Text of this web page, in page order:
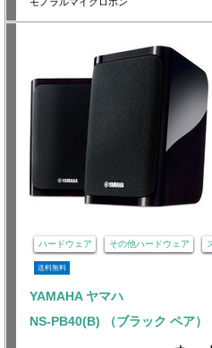
ハードウェア その他ハードウェア
送料無料
YAMAHA ヤマハ
NS-PB40(B) （ブラック ペア）